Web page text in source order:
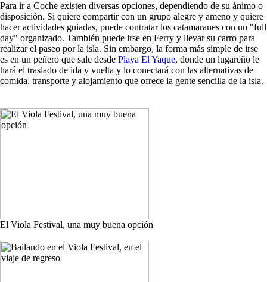
Para ir a Coche existen diversas opciones, dependiendo de su ánimo o
disposición. Si quiere compartir con un grupo alegre y ameno y quiere
hacer actividades guiadas, puede contratar los catamaranes con un "full
day" organizado. También puede irse en Ferry y llevar su carro para
realizar el paseo por la isla. Sin embargo, la forma más simple de irse
es en un peñero que sale desde Playa El Yaque, donde un lugareño le
hará el traslado de ida y vuelta y lo conectará con las alternativas de
comida, transporte y alojamiento que ofrece la gente sencilla de la isla.
El Viola Festival, una muy buena opción